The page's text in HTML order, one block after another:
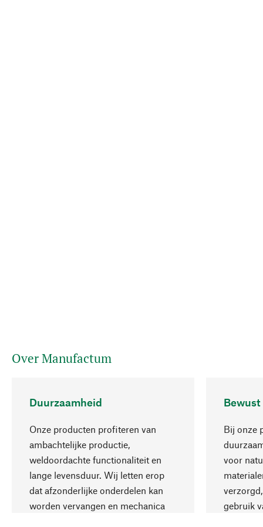
Over Manufactum
Duurzaamheid
Onze producten profiteren van
ambachtelijke productie,
weldoordachte functionaliteit en
lange levensduur. Wij letten erop
dat afzonderlijke onderdelen kan
worden vervangen en mechanica
Bewust
Bij onze
voor
gebruik